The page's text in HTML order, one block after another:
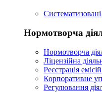
Нормотворча
Нормотворча
Ліцензійна
Реєстрація емісій
Корпоративне
Регулювання